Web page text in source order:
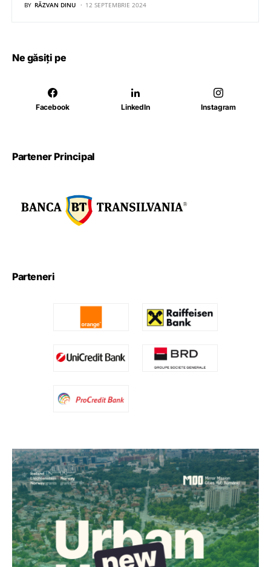
BY RĂZVAN DINU 12 SEPTEMBRIE 2024
Ne găsiți pe
Facebook LinkedIn Instagram
Partener Principal
Parteneri